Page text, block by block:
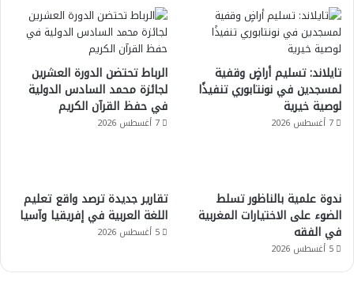
تايلاند: تسليم أراضٍ وقفية
لمسجدين في نونتابوري تنفيذًا
لوصية خيرية
7 أغسطس 2026
الرباط تحتضن الدورة العشرين
لجائزة محمد السادس الدولية
في حفظ القرآن الكريم
7 أغسطس 2026
ندوة علمية بالناظور تسلط
الضوء على الاختيارات المغربية
في الفقه
5 أغسطس 2026
تقارير جديدة ترصد واقع تعليم
اللغة العربية في إفريقيا وآسيا
5 أغسطس 2026